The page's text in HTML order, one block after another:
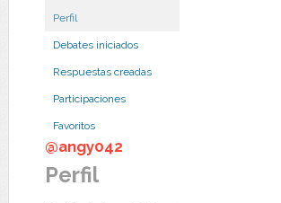
Perfil
Debates iniciados
Respuestas creadas
Participaciones
Favoritos
@angy042
Perfil